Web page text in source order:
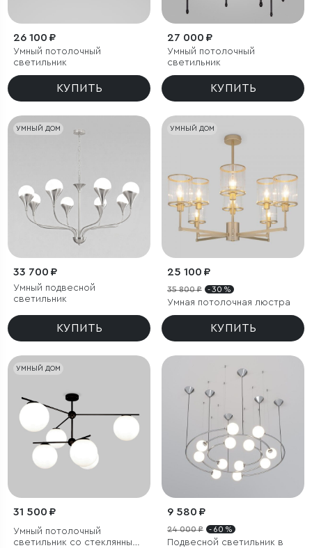
26 100 ₽
Умный потолочный
светильник
КУПИТЬ
27 000 ₽
Умный потолочный
светильник
КУПИТЬ
УМНЫЙ ДОМ
33 700 ₽
Умный подвесной
светильник
КУПИТЬ
УМНЫЙ ДОМ
25 100 ₽
35 800 ₽ - 30 %
Умная потолочная люстра
КУПИТЬ
УМНЫЙ ДОМ
31 500 ₽
Умный потолочный
светильник со стеклянными
9 580 ₽
24 000 ₽ - 60 %
Подвесной светильник в